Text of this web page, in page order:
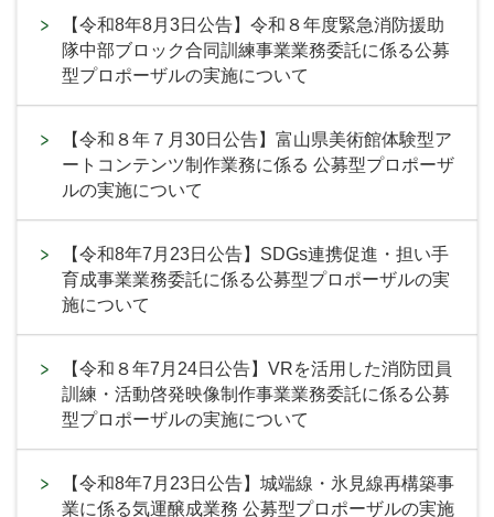
【令和8年8月3日公告】令和８年度緊急消防援助
隊中部ブロック合同訓練事業業務委託に係る公募
型プロポーザルの実施について
【令和８年７月30日公告】富山県美術館体験型ア
ートコンテンツ制作業務に係る 公募型プロポーザ
ルの実施について
【令和8年7月23日公告】SDGs連携促進・担い手
育成事業業務委託に係る公募型プロポーザルの実
施について
【令和８年7月24日公告】VRを活用した消防団員
訓練・活動啓発映像制作事業業務委託に係る公募
型プロポーザルの実施について
【令和8年7月23日公告】城端線・氷見線再構築事
業に係る気運醸成業務 公募型プロポーザルの実施